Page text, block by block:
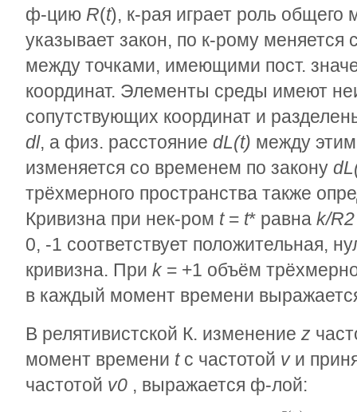
ф-цию R(t), к-рая играет роль
указывает закон, по к-рому
между точками, имеющими пост.
координат. Элементы среды имеют
сопутствующих координат и
dl, а физ. расстояние dL(t) между
изменяется со временем по закону
трёхмерного пространства также
Кривизна при нек-ром t= t* равна k/R2
0, -1 соответствует положительная,
кривизна. При k = +1 объём
в каждый момент времени
В релятивистской К. изменение z
момент времени tс частотой vи
частотой v0 , выражается ф-лой: